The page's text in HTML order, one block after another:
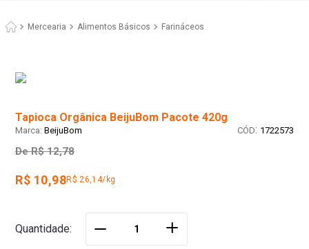
Mercearia Alimentos Básicos Farináceos
Tapioca Orgânica BeijuBom Pacote 420g
BeijuBom : 1722573
De R$ 12,78
R$ 10,98R$ 26,14/kg
Quantidade ＋